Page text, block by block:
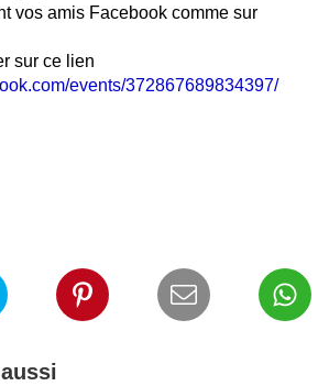
vos amis Facebook comme sur
sur ce lien
events/372867689834397/